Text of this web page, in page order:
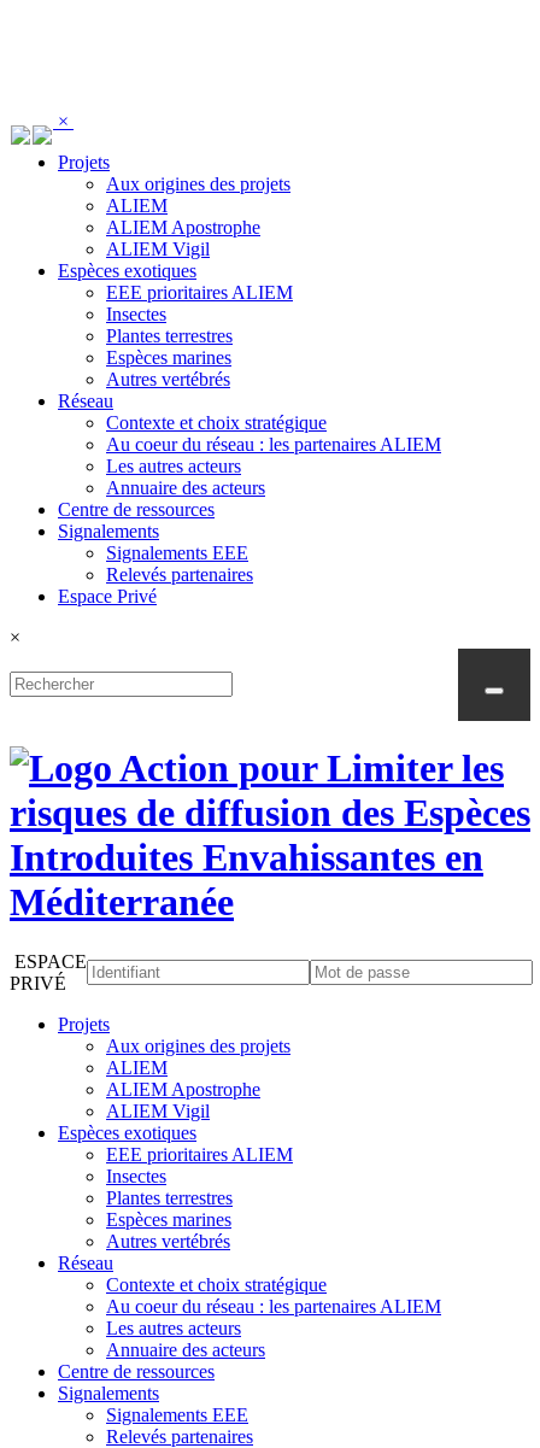
×
Projets
Aux origines des projets
ALIEM
ALIEM Apostrophe
ALIEM Vigil
Espèces exotiques
EEE prioritaires ALIEM
Insectes
Plantes terrestres
Espèces marines
Autres vertébrés
Réseau
Contexte et choix stratégique
Au coeur du réseau : les partenaires ALIEM
Les autres acteurs
Annuaire des acteurs
Centre de ressources
Signalements
Signalements EEE
Relevés partenaires
Espace Privé
×
ESPACE
PRIVÉ
Projets
Aux origines des projets
ALIEM
ALIEM Apostrophe
ALIEM Vigil
Espèces exotiques
EEE prioritaires ALIEM
Insectes
Plantes terrestres
Espèces marines
Autres vertébrés
Réseau
Contexte et choix stratégique
Au coeur du réseau : les partenaires ALIEM
Les autres acteurs
Annuaire des acteurs
Centre de ressources
Signalements
Signalements EEE
Relevés partenaires